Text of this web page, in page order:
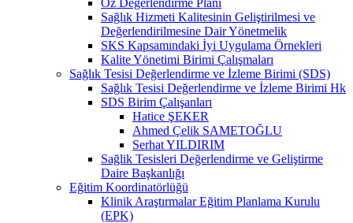
Sağlık Hizmeti Kalitesinin Geliştirilmesi ve
Değerlendirilmesine Dair Yönetmelik
SKS Kapsamındaki İyi Uygulama Örnekleri
Kalite Yönetimi Birimi Çalışmaları
Sağlık Tesisi Değerlendirme ve İzleme Birimi (SDS)
Sağlık Tesisi Değerlendirme ve İzleme Birimi Hk
SDS Birim Çalışanları
Hatice ŞEKER
Ahmed Çelik SAMETOĞLU
Serhat YILDIRIM
Sağlik Tesisleri Değerlendirme ve Geliştirme
Daire Başkanlığı
Eğitim Koordinatörlüğü
Klinik Araştırmalar Eğitim Planlama Kurulu
(EPK)